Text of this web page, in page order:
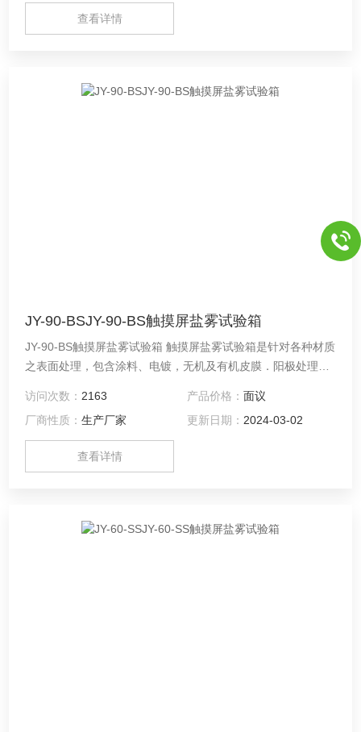
查看详情
JY-90-BSJY-90-BS触摸屏盐雾试验箱
JY-90-BS触摸屏盐雾试验箱 触摸屏盐雾试验箱是针对各种材质
之表面处理，包含涂料、电镀，无机及有机皮膜．阳极处理、
访问次数： 2163 产品价格： 面议
厂商性质：生产厂家 更新日期： 2024-03-02
查看详情